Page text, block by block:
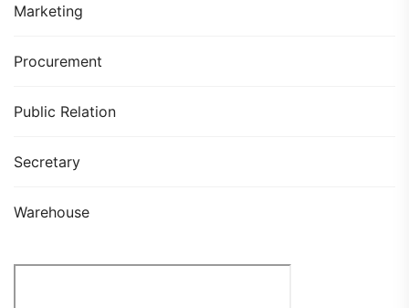
Marketing
Procurement
Public Relation
Secretary
Warehouse